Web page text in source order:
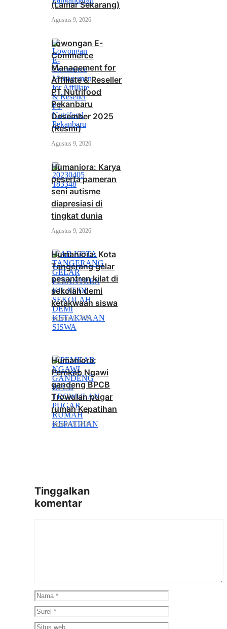
(Lamar Sekarang)
Agustus 9, 2026
Lowongan E-
Commerce
Management for
Affiliate & Reseller
PT Nutrifood
Pekanbaru
Desember 2025
(Resmi)
Agustus 9, 2026
Humaniora: Karya
peserta pameran
seni autisme
diapresiasi di
tingkat dunia
Agustus 9, 2026
Humaniora: Kota
Tangerang gelar
pesantren kilat di
sekolah demi
ketakwaan siswa
Agustus 9, 2026
Humaniora:
Pemkab Ngawi
gandeng BPCB
Trowulan pugar
rumah Kepatihan
Agustus 9, 2026
Tinggalkan
komentar
Nama
Surel
Situs